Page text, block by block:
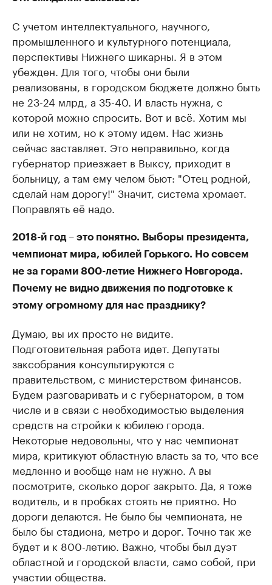
С учетом интеллектуального, научного,
промышленного и культурного потенциала,
перспективы Нижнего шикарны. Я в этом
убежден. Для того, чтобы они были
реализованы, в городском бюджете должно быть
не 23-24 млрд, а 35-40. И власть нужна, с
которой можно спросить. Вот и всё. Хотим мы
или не хотим, но к этому идем. Нас жизнь
сейчас заставляет. Это неправильно, когда
губернатор приезжает в Выксу, приходит в
больницу, а там ему челом бьют: "Отец родной,
сделай нам дорогу!" Значит, система хромает.
Поправлять её надо.
2018-й год – это понятно. Выборы президента,
чемпионат мира, юбилей Горького. Но совсем
не за горами 800-летие Нижнего Новгорода.
Почему не видно движения по подготовке к
этому огромному для нас празднику?
Думаю, вы их просто не видите.
Подготовительная работа идет. Депутаты
заксобрания консультируются с
правительством, с министерством финансов.
Будем разговаривать и с губернатором, в том
числе и в связи с необходимостью выделения
средств на стройки к юбилею города.
Некоторые недовольны, что у нас чемпионат
мира, критикуют областную власть за то, что все
медленно и вообще нам не нужно. А вы
посмотрите, сколько дорог закрыто. Да, я тоже
водитель, и в пробках стоять не приятно. Но
дороги делаются. Не было бы чемпионата, не
было бы стадиона, метро и дорог. Точно так же
будет и к 800-летию. Важно, чтобы был дуэт
областной и городской власти, само собой, при
участии общества.